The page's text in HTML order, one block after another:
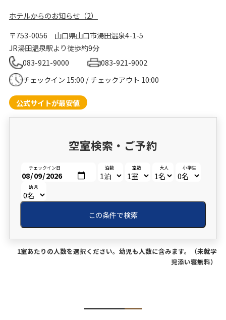
ホテルからのお知らせ（2）
〒753-0056
山口県山口市湯田温泉4-1-5
JR湯田温泉駅より徒歩約9分
083-921-9000
083-921-9002
チェックイン 15:00 / チェックアウト 10:00
公式サイトが最安値
空室検索・ご予約
チェックイン日 泊数 室数 大人 小学生
幼児
この条件で検索
1室あたりの人数を選択ください。幼児も人数に含みます。（未就学
児添い寝無料）